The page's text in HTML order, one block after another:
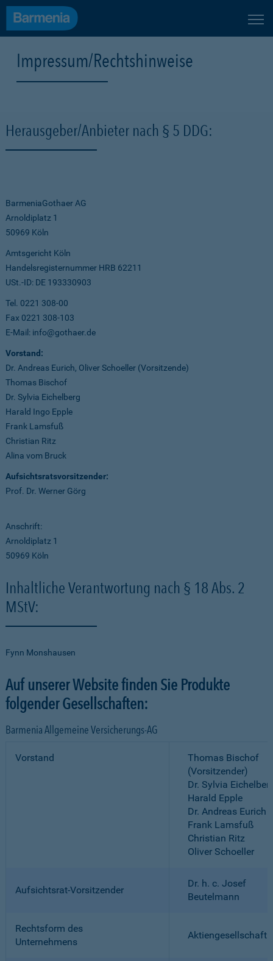
Impressum/Rechtshinweise
Herausgeber/Anbieter nach § 5 DDG:
BarmeniaGothaer AG
Arnoldiplatz 1
50969 Köln
Amtsgericht Köln
Handelsregisternummer HRB 62211
USt.-ID: DE 193330903
Tel. 0221 308-00
Fax 0221 308-103
E-Mail: info@gothaer.de
Vorstand:
Dr. Andreas Eurich, Oliver Schoeller (Vorsitzende)
Thomas Bischof
Dr. Sylvia Eichelberg
Harald Ingo Epple
Frank Lamsfuß
Christian Ritz
Alina vom Bruck
Aufsichtsratsvorsitzender:
Prof. Dr. Werner Görg
Anschrift:
Arnoldiplatz 1
50969 Köln
Inhaltliche Verantwortung nach § 18 Abs. 2
MStV:
Fynn Monshausen
Auf unserer Website finden Sie Produkte
folgender Gesellschaften:
Barmenia Allgemeine Versicherungs-AG
Vorstand
Thomas Bischof
(Vorsitzender)
Dr. Sylvia
Harald Epple
Dr. Andreas Eurich
Frank Lamsfuß
Christian Ritz
Oliver Schoeller
Aufsichtsrat-Vorsitzender
Dr. h. c. Josef
Beutelmann
Rechtsform des
Unternehmens
Aktiengesellschaft